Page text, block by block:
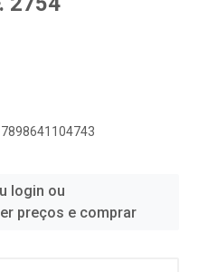
login ou
preços e comprar